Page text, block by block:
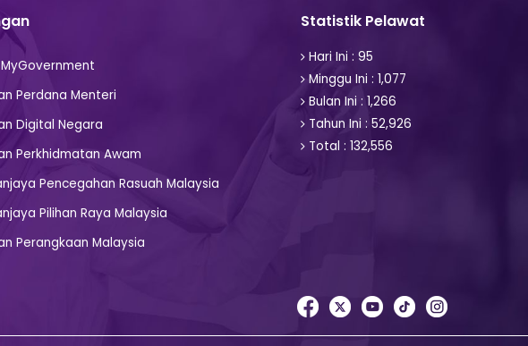
Perdana Menteri
Digital Negara
Perkhidmatan Awam
Pencegahan Rasuah Malaysia
Pilihan Raya Malaysia
Perangkaan Malaysia
Statistik Pelawat
Hari Ini : 95
Minggu Ini : 1,077
Bulan Ini : 1,266
Tahun Ini : 52,926
Total : 132,556